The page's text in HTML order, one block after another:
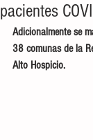
pacientes
Adicionalmente se
38 comunas de la
Alto Hospicio.